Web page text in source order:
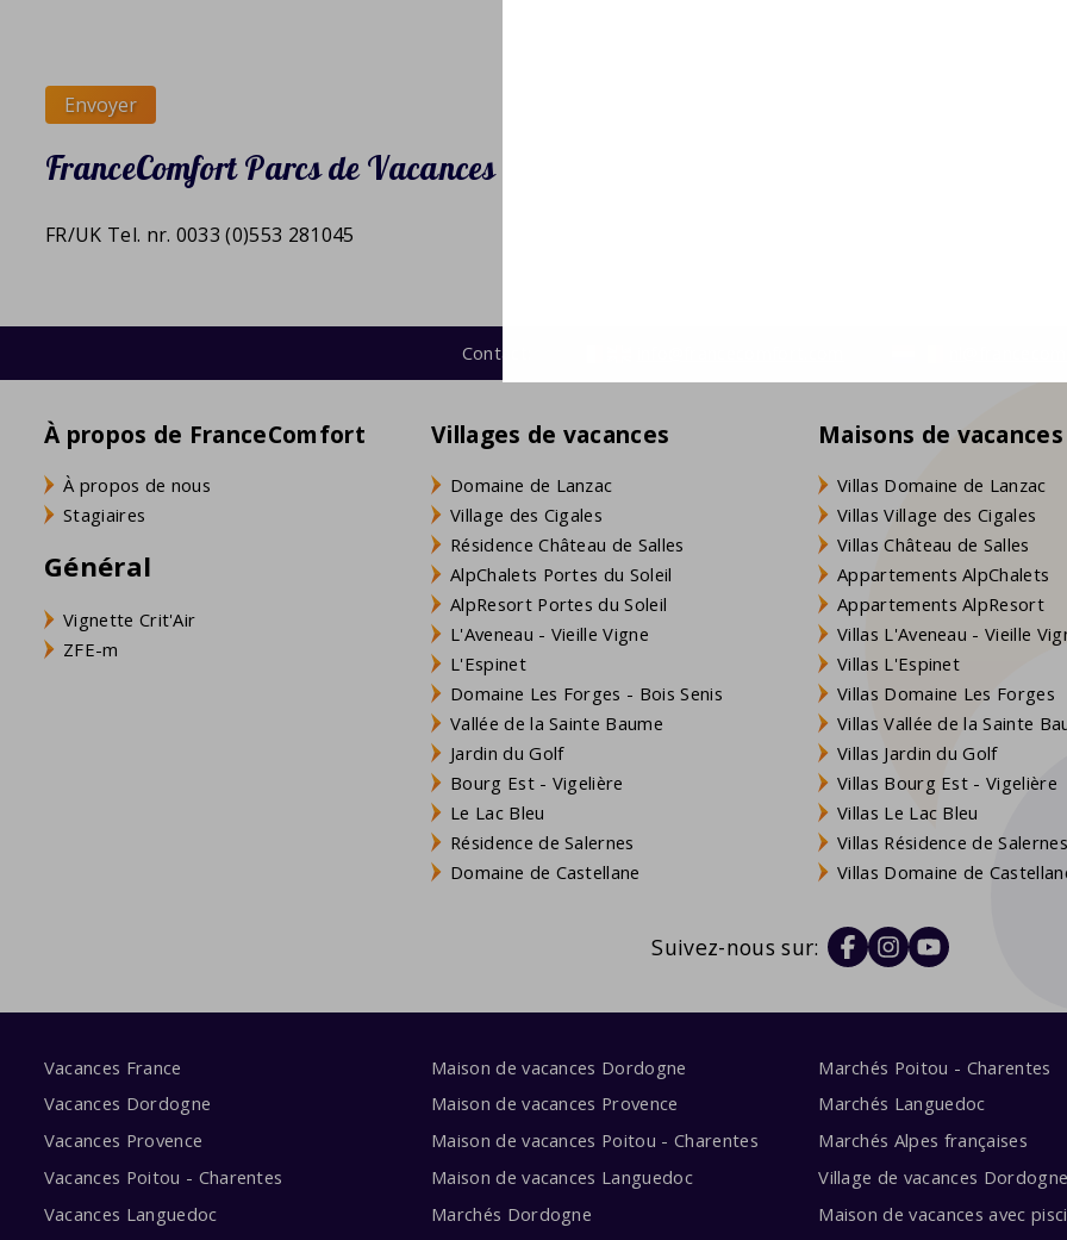
Envoyer
FranceComfort Parcs de Vacances
FR/UK Tel. nr. 0033 (0)553 281045
Contact:
À propos de FranceComfort
À propos de nous
Stagiaires
Général
Vignette Crit'Air
ZFE-m
Villages de vacances
Domaine de Lanzac
Village des Cigales
Résidence Château de Salles
AlpChalets Portes du Soleil
AlpResort Portes du Soleil
L'Aveneau - Vieille Vigne
L'Espinet
Domaine Les Forges - Bois Senis
Vallée de la Sainte Baume
Jardin du Golf
Bourg Est - Vigelière
Le Lac Bleu
Résidence de Salernes
Domaine de Castellane
Maisons de vacances
Villas Domaine de Lanzac
Villas Village des Cigales
Villas Château de Salles
Appartements AlpChalets
Appartements AlpResort
Villas L'Aveneau - Vieille
Villas L'Espinet
Villas Domaine Les Forges
Villas Vallée de la Sainte
Villas Jardin du Golf
Villas Bourg Est - Vigelière
Villas Le Lac Bleu
Villas Résidence de Salernes
Villas Domaine de
Suivez-nous sur:
Vacances France
Vacances Dordogne
Vacances Provence
Vacances Poitou - Charentes
Vacances Languedoc
Maison de vacances Dordogne
Maison de vacances Provence
Maison de vacances Poitou - Charentes
Maison de vacances Languedoc
Marchés Dordogne
Marchés Poitou - Charentes
Marchés Languedoc
Marchés Alpes françaises
Village de vacances Dordogne
Maison de vacances avec